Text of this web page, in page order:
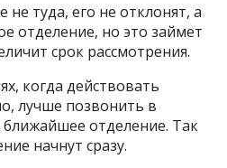
не туда, его не отклонят, а
отделение, но это займет
срок рассмотрения.
когда действовать
лучше позвонить в
отделение. Так
начнут сразу.